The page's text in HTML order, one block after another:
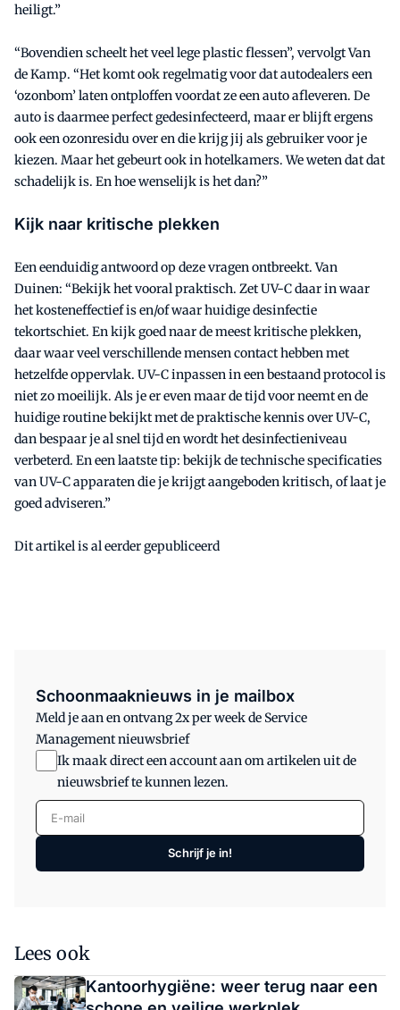
heiligt.”
“Bovendien scheelt het veel lege plastic flessen”, vervolgt Van
de Kamp. “Het komt ook regelmatig voor dat autodealers een
‘ozonbom’ laten ontploffen voordat ze een auto afleveren. De
auto is daarmee perfect gedesinfecteerd, maar er blijft ergens
ook een ozonresidu over en die krijg jij als gebruiker voor je
kiezen. Maar het gebeurt ook in hotelkamers. We weten dat dat
schadelijk is. En hoe wenselijk is het dan?”
Kijk naar kritische plekken
Een eenduidig antwoord op deze vragen ontbreekt. Van
Duinen: “Bekijk het vooral praktisch. Zet UV-C daar in waar
het kosteneffectief is en/of waar huidige desinfectie
tekortschiet. En kijk goed naar de meest kritische plekken,
daar waar veel verschillende mensen contact hebben met
hetzelfde oppervlak. UV-C inpassen in een bestaand protocol is
niet zo moeilijk. Als je er even maar de tijd voor neemt en de
huidige routine bekijkt met de praktische kennis over UV-C,
dan bespaar je al snel tijd en wordt het desinfectieniveau
verbeterd. En een laatste tip: bekijk de technische specificaties
van UV-C apparaten die je krijgt aangeboden kritisch, of laat je
goed adviseren.”
Dit artikel is al eerder gepubliceerd
Schoonmaaknieuws in je mailbox
Meld je aan en ontvang 2x per week de Service
Management nieuwsbrief
Ik maak direct een account aan om artikelen uit de
nieuwsbrief te kunnen lezen.
E-mail
Schrijf je in!
Lees ook
Kantoorhygiëne: weer terug naar een